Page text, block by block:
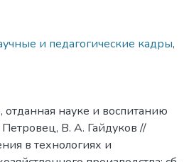
и педагогические кадры,
науке и воспитанию
В. А. Гайдуков //
в технологиях и